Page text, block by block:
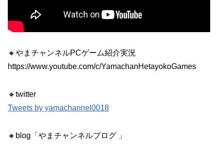
🔸やまチャンネルPCゲーム紹介実況
https://www.youtube.com/c/YamachanHetayokoGames
🔸twitter
Tweets by yamachannel0018
🔸blog「やまチャンネルブログ 」